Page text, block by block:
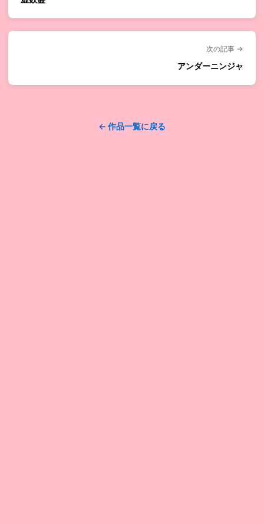
次の記事 →
アンダーニンジャ
← 作品一覧に戻る